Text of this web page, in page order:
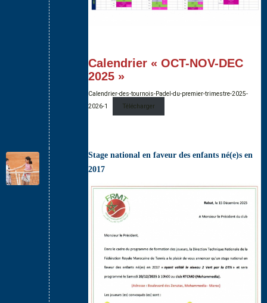
Calendrier « OCT-NOV-DEC
2025 »
Calendrier-des-tournois-Padel-du-premier-trimestre-2025-
2026-1
Télécharger
Stage national en faveur des enfants né(e)s en
2017